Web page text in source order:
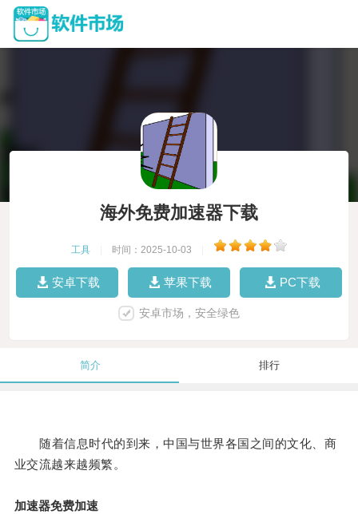
海外免费加速器下载
工具 时间：2025-10-03
安卓下载 苹果下载 PC下载
安卓市场，安全绿色
简介 排行
随着信息时代的到来，中国与世界各国之间的文化、商
业交流越来越频繁。
加速器免费加速